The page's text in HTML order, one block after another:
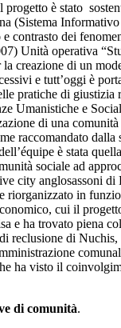
è stato
(Sistema
contrasto dei
Unità operativa
creazione di un
e tutt’oggi è
pratiche di giustizia
Umanistiche e
di una
raccomandato dalla
è stata
sociale ad
city anglosassoni di
riorganizzato in
cui il
e ha trovato piena
reclusione di
ha visto il
di comunità.